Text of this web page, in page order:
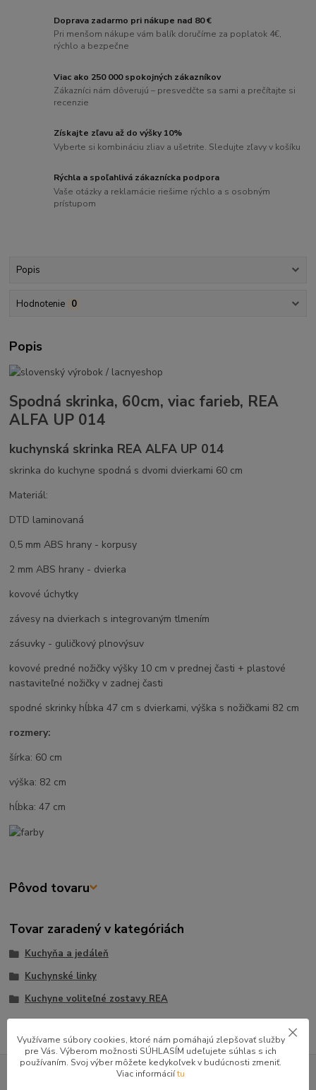
Doprava zadarmo pri nákupe nad 80 €
Pri menšom nákupe vám balík doručíme za poplatok 4€,
rýchlo a bezpečne
Viac ako 250 000 spokojných zákazníkov
Zákazníci nám dôverujú – presvedčte sa sami a prečítajte si
recenzie
Získajte zľavu až do výšky 10%
Vyberte si kombináciu zliav a ušetrite. Sledujte zľavy v košíku
Rýchla a spoľahlivá zákaznícka podpora
Vaše otázky a reklamácie riešime rýchlo a s osobným
prístupom
Popis
Hodnotenie 0
Popis
Spodná skrinka, 60cm, viac farieb, REA
ALFA UP 014
kuchynská skrinka REA ALFA UP 014
skrinka do kuchyne spodná s dvomi dvierkami 60 cm
Materiál:
DTD laminovaná
0,5 mm ABS hrany - korpusy
2 mm ABS hrany - dvierka
kovové úchytky
závesy na dvierkach s integrovaným tlmením
zásuvky - guličkový plnovýsuv
kovové predné nožičky výšky 10 cm v prednej časti + plastové
nastaviteľné nožičky v zadnej časti
spodné skrinky hĺbka 47 cm s dvierkami, výška s nožičkami 82 cm
rozmery:
šírka: 60 cm
výška: 82 cm
hĺbka: 47 cm
Pôvod tovaru
Tovar zaradený v kategóriách
Kuchyňa a jedáleň
Kuchynské linky
Kuchyne voliteľné zostavy REA
GOOGLE RECENZIE ZÁKAZNÍKOV
Využívame súbory cookies, ktoré nám pomáhajú zlepšovať služby
pre Vás. Výberom možnosti SÚHLASÍM udeľujete súhlas s ich
používaním. Svoj výber môžete kedykoľvek v budúcnosti zmeniť.
Viac informáciítu